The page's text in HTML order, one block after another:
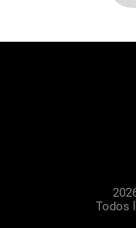
Todos